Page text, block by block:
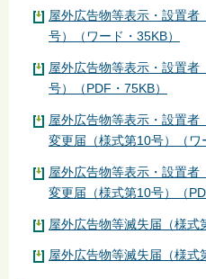
屋外広告物等表示・設置
号）（ワード・35KB）
屋外広告物等表示・設置
号）（PDF・75KB）
屋外広告物等表示・設置者
変更届（様式第10号）（ワ
屋外広告物等表示・設置者
変更届（様式第10号）（
屋外広告物等滅失届（様式
屋外広告物等滅失届（様式